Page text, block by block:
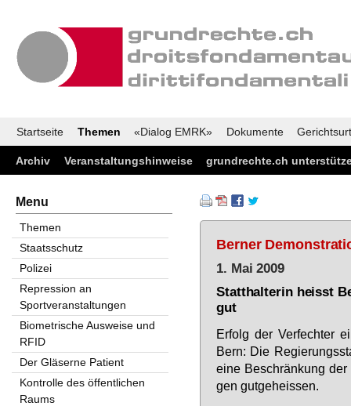
Startseite Themen «Dialog EMRK» Dokumente
Archiv Veranstaltungshinweise grundrechte.ch
Berner
1. Mai 2009
Statthalterin heisst
gut
Er­folg der Ver­fech­ter
Bern: Die
ei­ne Be­schrän­kung
gen gut­ge­heis­sen.
Menu
Themen
Staatsschutz
Polizei
Repression an
Sportveranstaltungen
Biometrische Ausweise und
RFID
Der Gläserne Patient
Kontrolle des öffentlichen
Raums